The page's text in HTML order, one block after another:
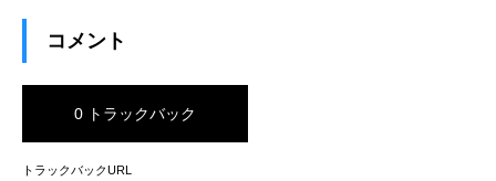
コメント
0 トラックバック
トラックバックURL